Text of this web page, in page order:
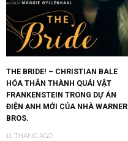
THE BRIDE! – CHRISTIAN BALE
HÓA THÂN THÀNH QUÁI VẬT
FRANKENSTEIN TRONG DỰ ÁN
ĐIỆN ẠNH MỚI CỦA NHÀ WARNER
BROS.
11 THÁNG AGO